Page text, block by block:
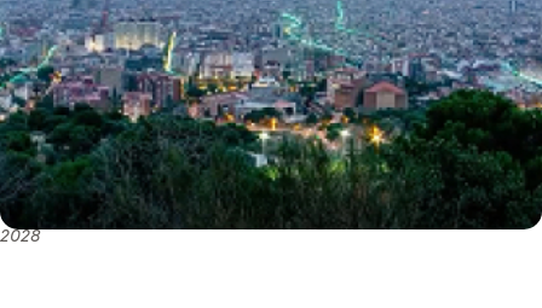
Os pontos-chave do investimento do nosso Plano Estratégico 2025-
2028